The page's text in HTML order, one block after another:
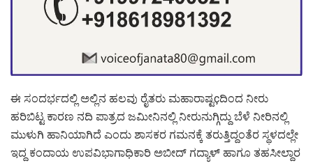
ಈ ಸಂದರ್ಭದಲ್ಲಿ ಅಲ್ಲಿನ ಹಲವು ರೈತರು ಮಹಾರಾಷ್ಟçದಿಂದ ನೀರು
ಹರಿಬಿಟ್ಟ ಕಾರಣ ನದಿ ಪಾತ್ರದ ಜಮೀನಿನಲ್ಲಿ ನೀರುನುಗ್ಗಿದ್ದು ಬೆಳೆ ನೀರಿನಲ್ಲಿ
ಮುಳುಗಿ ಹಾನಿಯಾಗಿದೆ ಎಂದು ಶಾಸಕರ ಗಮನಕ್ಕೆ ತರುತ್ತಿದ್ದಂತೆರ ಸ್ಥಳದಲ್ಲೇ
ಇದ್ದ ಕಂದಾಯ ಉಪವಿಭಾಗಾಧಿಕಾರಿ ಅಬೀದ್ ಗದ್ಯಾಳ್ ಹಾಗೂ ತಹಸೀಲ್ದಾರ